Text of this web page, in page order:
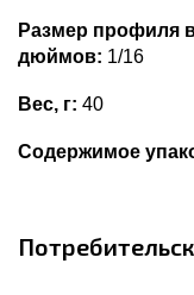
Размер профиля
дюймов: 1/16
Вес, г: 40
Содержимое